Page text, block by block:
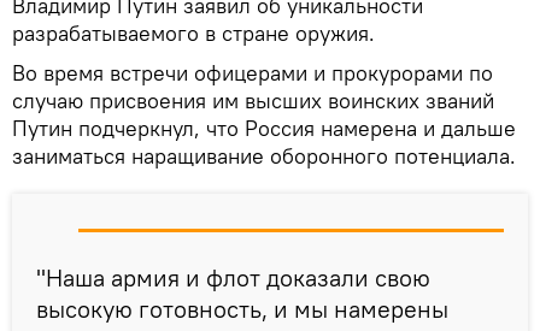
разрабатываемого в стране оружия.
Во время встречи офицерами и прокурорами по
случаю присвоения им высших воинских званий
Путин подчеркнул, что Россия намерена и дальше
заниматься наращивание оборонного потенциала.
"Наша армия и флот доказали свою
высокую готовность, и мы намерены